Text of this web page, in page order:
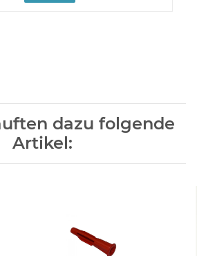
dazu folgende
Artikel: